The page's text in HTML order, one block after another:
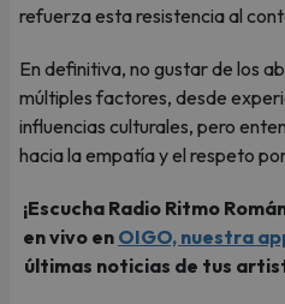
refuerza esta resistencia al
En definitiva, no gustar de los
múltiples factores, desde
influencias culturales, pero
hacia la empatía y el respeto
¡Escucha Radio Ritmo
en vivo en OIGO, nuestra
últimas noticias de tus